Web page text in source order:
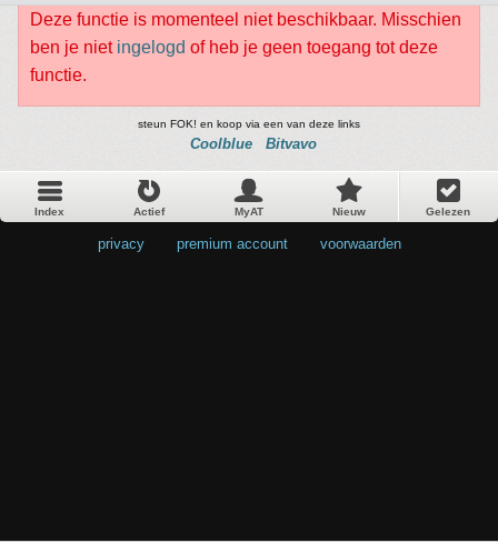
Deze functie is momenteel niet beschikbaar. Misschien
ben je niet ingelogd of heb je geen toegang tot deze
functie.
steun FOK! en koop via een van deze links
Coolblue Bitvavo
Index Actief MyAT Nieuw Gelezen
privacy premium account voorwaarden